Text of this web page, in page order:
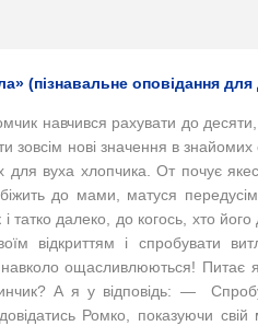
(пізнавальне оповідання для
навчився рахувати до
зовсім нові значення в
для вуха хлопчика. От почує
до мами, матуся
татко далеко, до когось, хто
відкриттям і спробувати
навколо ощасливлюються! Питає
А я у відповідь: —
Ромко, показуючи свій